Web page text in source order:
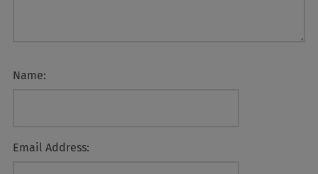
Name:
Email Address: